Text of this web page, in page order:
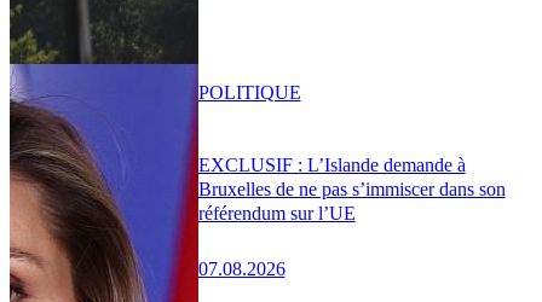
EXCLUSIF : L’Islande demande à
Bruxelles de ne pas s’immiscer dans son
référendum sur l’UE
07.08.2026
POLITIQUE